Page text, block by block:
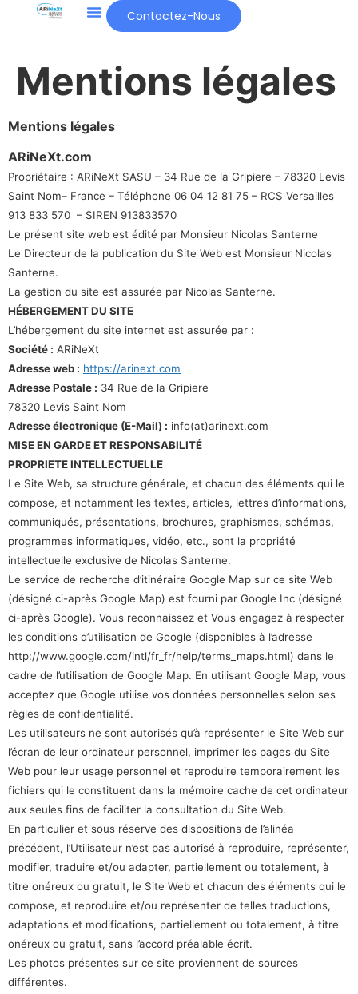
Contactez-Nous
Mentions légales
Mentions légales
ARiNeXt.com
Propriétaire : ARiNeXt SASU – 34 Rue de la Gripiere – 78320 Levis
Saint Nom– France – Téléphone 06 04 12 81 75 – RCS Versailles
913 833 570 – SIREN 913833570
Le présent site web est édité par Monsieur Nicolas Santerne
Le Directeur de la publication du Site Web est Monsieur Nicolas
Santerne.
La gestion du site est assurée par Nicolas Santerne.
HÉBERGEMENT DU SITE
L’hébergement du site internet est assurée par :
Société : ARiNeXt
Adresse web : https://arinext.com
Adresse Postale : 34 Rue de la Gripiere
78320 Levis Saint Nom
Adresse électronique (E-Mail) : info(at)arinext.com
MISE EN GARDE ET RESPONSABILITÉ
PROPRIETE INTELLECTUELLE
Le Site Web, sa structure générale, et chacun des éléments qui le
compose, et notamment les textes, articles, lettres d’informations,
communiqués, présentations, brochures, graphismes, schémas,
programmes informatiques, vidéo, etc., sont la propriété
intellectuelle exclusive de Nicolas Santerne.
Le service de recherche d’itinéraire Google Map sur ce site Web
(désigné ci-après Google Map) est fourni par Google Inc (désigné
ci-après Google). Vous reconnaissez et Vous engagez à respecter
les conditions d’utilisation de Google (disponibles à l’adresse
http://www.google.com/intl/fr_fr/help/terms_maps.html) dans le
cadre de l’utilisation de Google Map. En utilisant Google Map, vous
acceptez que Google utilise vos données personnelles selon ses
règles de confidentialité.
Les utilisateurs ne sont autorisés qu’à représenter le Site Web sur
l’écran de leur ordinateur personnel, imprimer les pages du Site
Web pour leur usage personnel et reproduire temporairement les
fichiers qui le constituent dans la mémoire cache de cet ordinateur
aux seules fins de faciliter la consultation du Site Web.
En particulier et sous réserve des dispositions de l’alinéa
précédent, l’Utilisateur n’est pas autorisé à reproduire, représenter,
modifier, traduire et/ou adapter, partiellement ou totalement, à
titre onéreux ou gratuit, le Site Web et chacun des éléments qui le
compose, et reproduire et/ou représenter de telles traductions,
adaptations et modifications, partiellement ou totalement, à titre
onéreux ou gratuit, sans l’accord préalable écrit.
Les photos présentes sur ce site proviennent de sources
différentes.